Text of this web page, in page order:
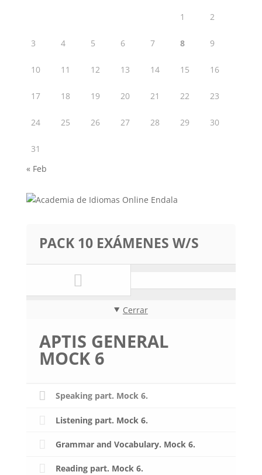
1 2
3 4 5 6 7 8 9
10 11 12 13 14 15 16
17 18 19 20 21 22 23
24 25 26 27 28 29 30
31
« Feb
PACK 10 EXÁMENES W/S
Cerrar
APTIS GENERAL
MOCK 6
Speaking part. Mock 6.
Listening part. Mock 6.
Grammar and Vocabulary. Mock 6.
Reading part. Mock 6.